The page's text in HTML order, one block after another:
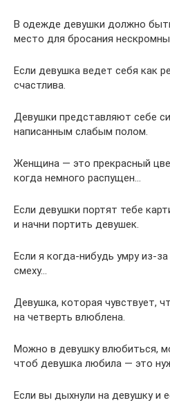
В одежде девушки должно
место для бросания
Если девушка ведет себя как
счастлива.
Девушки представляют себе
написанным слабым полом.
Женщина — это прекрасный
когда немного распущен…
Если девушки портят тебе
и начни портить девушек.
Если я когда-нибудь умру из-
смеху…
Девушка, которая чувствует,
на четверть влюблена.
Можно в девушку влюбиться,
чтоб девушка любила — это
Если вы дыхнули на девушку и